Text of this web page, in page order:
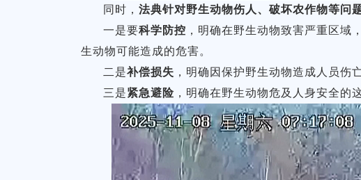
同时，法典针对野生动物伤人、破坏农作物等问
一是要科学防控 ，明确在野生动物致害严重区域
生动物可能造成的危害。
二是补偿损失 ，明确因保护野生动物造成人员伤
三是紧急避险 ，明确在野生动物危及人身安全的